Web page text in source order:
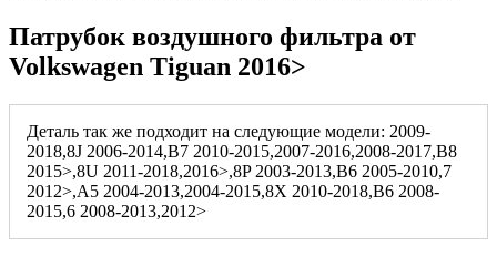
Патрубок воздушного фильтра от
Volkswagen Tiguan 2016>
Деталь так же подходит на следующие модели: 2009-
2018,8J 2006-2014,B7 2010-2015,2007-2016,2008-2017,B8
2015>,8U 2011-2018,2016>,8P 2003-2013,B6 2005-2010,7
2012>,A5 2004-2013,2004-2015,8X 2010-2018,B6 2008-
2015,6 2008-2013,2012>